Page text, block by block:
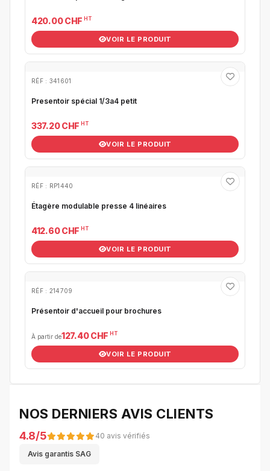
420.00 CHF HT
VOIR LE PRODUIT
RÉF : 341601
Presentoir spécial 1/3a4 petit
337.20 CHF HT
VOIR LE PRODUIT
RÉF : RP1440
Étagère modulable presse 4 linéaires
412.60 CHF HT
VOIR LE PRODUIT
RÉF : 214709
Présentoir d'accueil pour brochures
À partir de127.40 CHF HT
VOIR LE PRODUIT
NOS DERNIERS AVIS CLIENTS
4.8/5 40 avis vérifiés
Avis garantis SAG